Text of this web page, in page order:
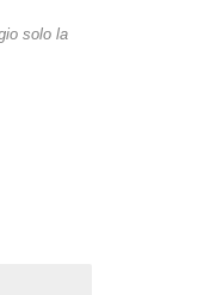
solo la